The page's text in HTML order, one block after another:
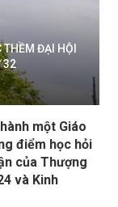
ĐẠI HỘI
32
một Giáo
điểm học hỏi
của Thượng
và Kinh